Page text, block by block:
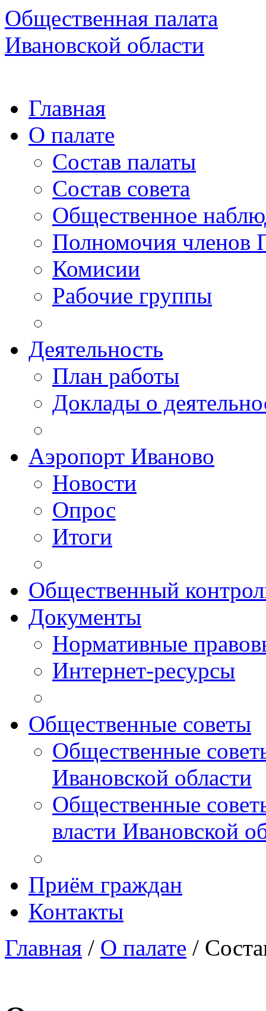
Общественная палата
Ивановской области
Главная
О палате
Состав палаты
Состав совета
Общественное
Полномочия членов
Комисии
Рабочие группы
Деятельность
План работы
Доклады о
Аэропорт Иваново
Новости
Опрос
Итоги
Общественный
Документы
Нормативные
Интернет-ресурсы
Общественные советы
Общественные
Ивановской области
Общественные
власти Ивановской
Приём граждан
Контакты
Главная / О палате /